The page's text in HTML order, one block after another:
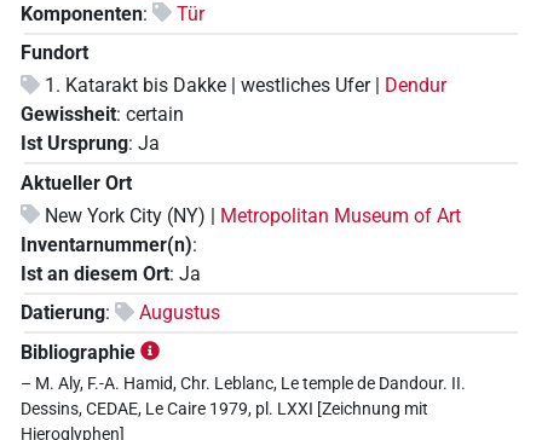
Komponenten:
Tür
Fundort
1. Katarakt bis Dakke | westliches Ufer |
Dendur
Gewissheit: certain
Ist Ursprung: Ja
Aktueller Ort
New York City (NY) | Metropolitan Museum of Art
Inventarnummer(n):
Ist an diesem Ort: Ja
Datierung:
Augustus
Bibliographie
– M. Aly, F.-A. Hamid, Chr. Leblanc, Le temple de Dandour. II.
Dessins, CEDAE, Le Caire 1979, pl. LXXI [Zeichnung mit
Hieroglyphen]